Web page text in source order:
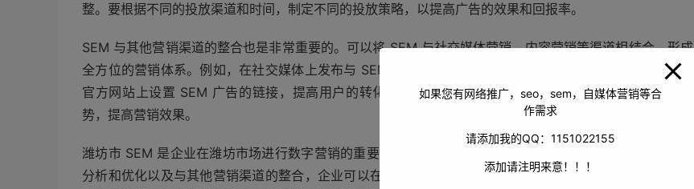
整。要根据不同的投放渠道和时间，制定不同的投放策略，以提高广告的效果和回报率。
SEM 与其他营销渠道的整合也是非常重要的。可以将 SEM 与社交媒体营销、内容营销等渠道相结合，形成
全方位的营销体系。例如，在社交媒体上发布与 SEM 广告相关的内容，引导用户点击广告；或者在企业的
官方网站上设置 SEM 广告的链接，提高用户的转化率。通过整合营销，企业能够更好地发挥各渠道的优
势，提高营销效果。
潍坊市 SEM 是企业在潍坊市场进行数字营销的重要手段。通过精准的关键词定位、优秀的广告创意、数据
分析和优化以及与其他营销渠道的整合，企业可以在 SEM 中取得良好的效果，提高品牌知名度、产品销量
如果您有网络推广，seo，sem，自媒体营销等合
作需求
请添加我的QQ：1151022155
添加请注明来意！！！